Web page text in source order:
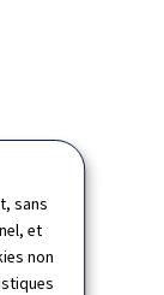
sans
et
non